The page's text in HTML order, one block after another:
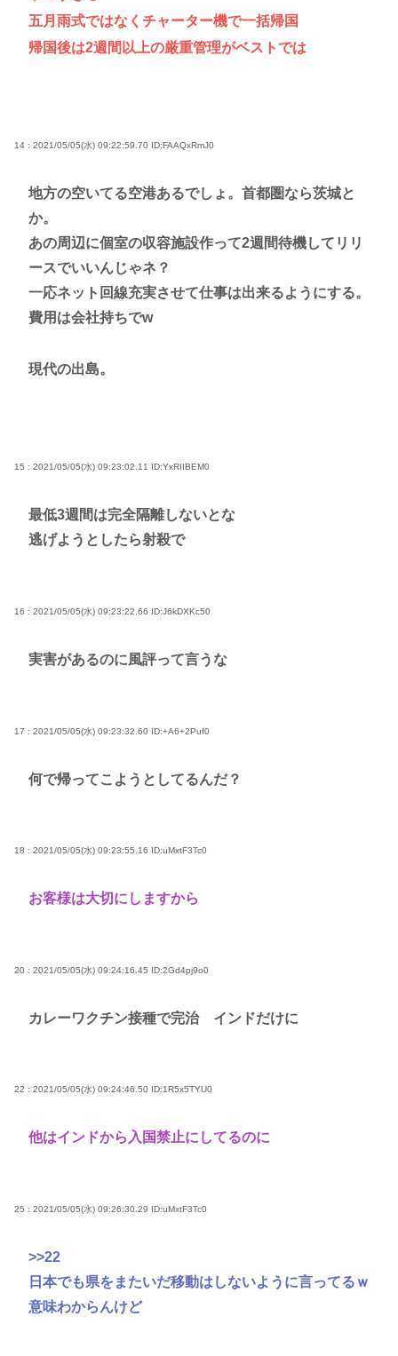
五月雨式ではなくチャーター機で一括帰国
帰国後は2週間以上の厳重管理がベストでは
14 : 2021/05/05(水) 09:22:59.70 ID:FAAQxRmJ0
地方の空いてる空港あるでしょ。首都圏なら茨城と
か。
あの周辺に個室の収容施設作って2週間待機してリリ
ースでいいんじゃネ？
一応ネット回線充実させて仕事は出来るようにする。
費用は会社持ちでw
現代の出島。
15 : 2021/05/05(水) 09:23:02.11 ID:YxRIIBEM0
最低3週間は完全隔離しないとな
逃げようとしたら射殺で
16 : 2021/05/05(水) 09:23:22.66 ID:J6kDXKc50
実害があるのに風評って言うな
17 : 2021/05/05(水) 09:23:32.60 ID:+A6+2Puf0
何で帰ってこようとしてるんだ？
18 : 2021/05/05(水) 09:23:55.16 ID:uMxtF3Tc0
お客様は大切にしますから
20 : 2021/05/05(水) 09:24:16.45 ID:2Gd4pj9o0
カレーワクチン接種で完治 インドだけに
22 : 2021/05/05(水) 09:24:46.50 ID:1R5x5TYU0
他はインドから入国禁止にしてるのに
25 : 2021/05/05(水) 09:26:30.29 ID:uMxtF3Tc0
>>22
日本でも県をまたいだ移動はしないように言ってるｗ
意味わからんけど